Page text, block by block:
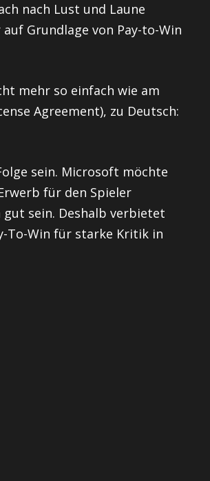
nach Lust und Laune
Grundlage von Pay-to-Win
mehr so einfach wie am
Agreement), zu Deutsch:
sein. Microsoft möchte
für den Spieler
sein. Deshalb verbietet
To-Win für starke Kritik in